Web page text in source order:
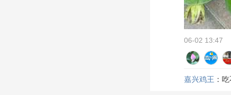
06-02 13:47
嘉兴鸡王 ：